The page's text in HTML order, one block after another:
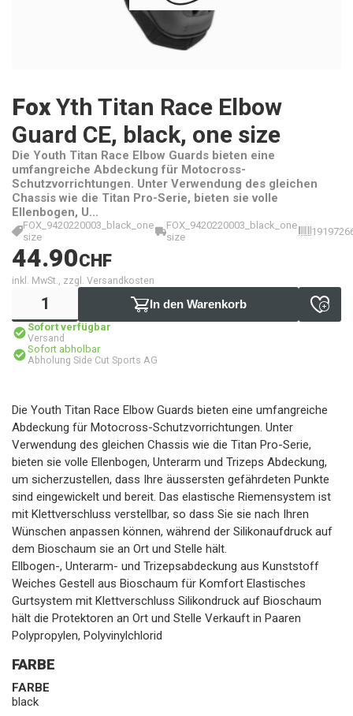
Fox Yth Titan Race Elbow
Guard CE, black, one size
Die Youth Titan Race Elbow Guards bieten eine
umfangreiche Abdeckung für Motocross-
Schutzvorrichtungen. Unter Verwendung des gleichen
Chassis wie die Titan Pro-Serie, bieten sie volle
Ellenbogen, U...
FOX_9420220003_black_one
size
FOX_9420220003_black_one
size
44.90CHF
inkl. MwSt., zzgl. Versandkosten
In den Warenkorb
Sofort verfügbar
Versand
Sofort abholbar
Abholung Side Cut Sports AG
Die Youth Titan Race Elbow Guards bieten eine umfangreiche
Abdeckung für Motocross-Schutzvorrichtungen. Unter
Verwendung des gleichen Chassis wie die Titan Pro-Serie,
bieten sie volle Ellenbogen, Unterarm und Trizeps Abdeckung,
um sicherzustellen, dass Ihre äussersten gefährdeten Punkte
sind eingewickelt und bereit. Das elastische Riemensystem ist
mit Klettverschluss verstellbar, so dass Sie sie nach Ihren
Wünschen anpassen können, während der Silikonaufdruck auf
dem Bioschaum sie an Ort und Stelle hält.
Ellbogen-, Unterarm- und Trizepsabdeckung aus Kunststoff
Weiches Gestell aus Bioschaum für Komfort Elastisches
Gurtsystem mit Klettverschluss Silikondruck auf Bioschaum
hält die Protektoren an Ort und Stelle Verkauft in Paaren
Polypropylen, Polyvinylchlorid
FARBE
FARBE
black